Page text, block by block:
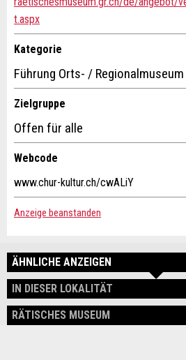
* Pflichtfeld
Information: Zur
E-Mail an guidle gesendet.
This site is protected by reCAPTCHA
PolicyandTerms of Serviceapply.
Anzeige.
t.aspx
Kategorie
Führung Orts- / Regionalmuseum
Zielgruppe
Offen für alle
Webcode
www.chur-kultur.ch/cwALiY
Anzeige beanstanden
ÄHNLICHE ANZEIGEN
IN DIESER LOKALITÄT
RÄTISCHES MUSEUM